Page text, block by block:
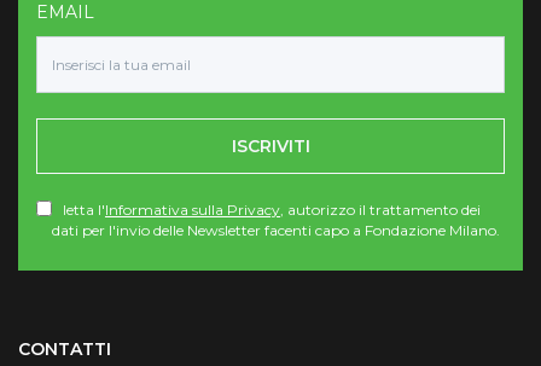
EMAIL
ISCRIVITI
letta l'Informativa sulla Privacy , autorizzo il trattamento dei
dati per l'invio delle Newsletter facenti capo a Fondazione Milano.
CONTATTI